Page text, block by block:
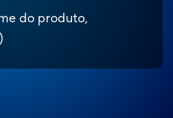
do produto,
)